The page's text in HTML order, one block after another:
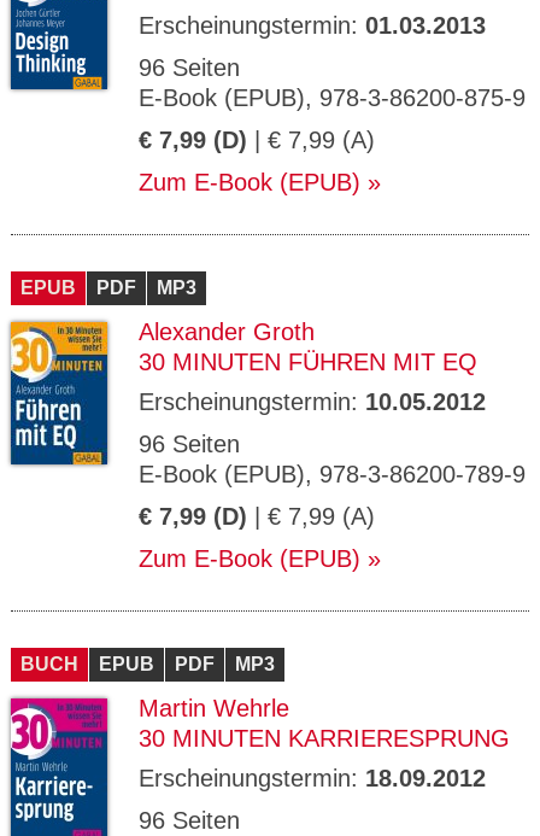
Erscheinungstermin: 01.03.2013
96 Seiten
E-Book (EPUB), 978-3-86200-875-9
€ 7,99 (D) | € 7,99 (A)
Zum E-Book (EPUB)
EPUB PDF MP3
Alexander Groth
30 MINUTEN FÜHREN MIT EQ
Erscheinungstermin: 10.05.2012
96 Seiten
E-Book (EPUB), 978-3-86200-789-9
€ 7,99 (D) | € 7,99 (A)
Zum E-Book (EPUB)
BUCH EPUB PDF MP3
Martin Wehrle
30 MINUTEN KARRIERESPRUNG
Erscheinungstermin: 18.09.2012
96 Seiten